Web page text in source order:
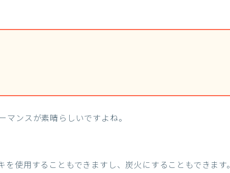
マンスが素晴らしいですよね。
使用することもできますし、炭火にすることもできます。